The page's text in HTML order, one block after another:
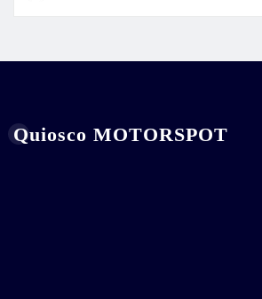
Quiosco MOTORSPOT